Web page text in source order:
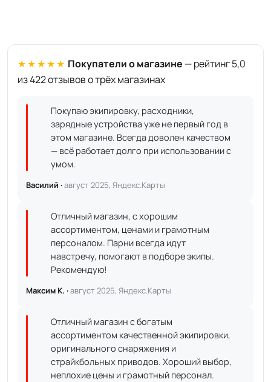
★★★★★ Покупатели о магазине — рейтинг 5,0
из 422 отзывов о трёх магазинах
Покупаю экипировку, расходники,
зарядные устройства уже не первый год в
этом магазине. Всегда доволен качеством
— всё работает долго при использовании с
умом.
Василий ·август 2025, Яндекс.Карты
Отличный магазин, с хорошим
ассортиментом, ценами и грамотным
персоналом. Парни всегда идут
навстречу, помогают в подборе экипы.
Рекомендую!
Максим К. ·август 2025, Яндекс.Карты
Отличный магазин с богатым
ассортиментом качественной экипировки,
оригинального снаряжения и
страйкбольных приводов. Хороший выбор,
неплохие цены и грамотный персонал.